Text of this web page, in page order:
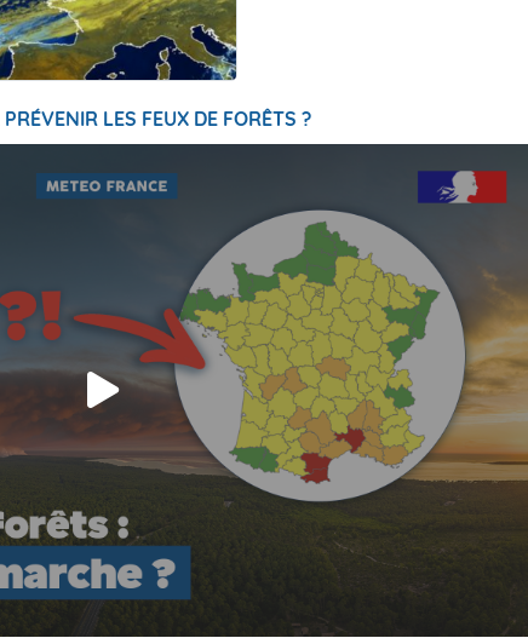
LES FEUX DE FORÊTS ?